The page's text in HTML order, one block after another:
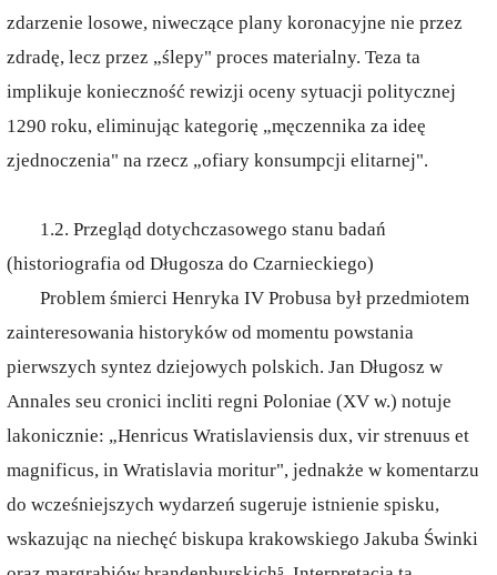
zdarzenie losowe, niweczące plany koronacyjne nie przez
zdradę, lecz przez „ślepy" proces materialny. Teza ta
implikuje konieczność rewizji oceny sytuacji politycznej
1290 roku, eliminując kategorię „męczennika za ideę
zjednoczenia" na rzecz „ofiary konsumpcji elitarnej".
1.2. Przegląd dotychczasowego stanu badań
(historiografia od Długosza do Czarnieckiego)
Problem śmierci Henryka IV Probusa był przedmiotem
zainteresowania historyków od momentu powstania
pierwszych syntez dziejowych polskich. Jan Długosz w
Annales seu cronici incliti regni Poloniae (XV w.) notuje
lakonicznie: „Henricus Wratislaviensis dux, vir strenuus et
magnificus, in Wratislavia moritur", jednakże w komentarzu
do wcześniejszych wydarzeń sugeruje istnienie spisku,
wskazując na niechęć biskupa krakowskiego Jakuba Świnki